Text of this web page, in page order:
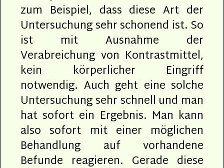
zum Beispiel, dass diese Art der
Untersuchung sehr schonend ist. So
ist mit Ausnahme der
Verabreichung von Kontrastmittel,
kein körperlicher Eingriff
notwendig. Auch geht eine solche
Untersuchung sehr schnell und man
hat sofort ein Ergebnis. Man kann
also sofort mit einer möglichen
Behandlung auf vorhandene
Befunde reagieren. Gerade diese